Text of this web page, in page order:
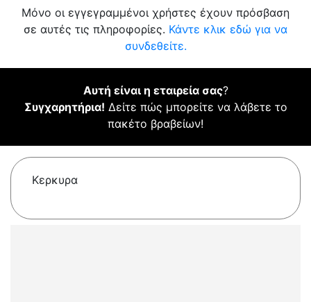
Μόνο οι εγγεγραμμένοι χρήστες έχουν πρόσβαση
σε αυτές τις πληροφορίες. Κάντε κλικ εδώ για να
συνδεθείτε.
Αυτή είναι η εταιρεία σας?
Συγχαρητήρια! Δείτε πώς μπορείτε να λάβετε το
πακέτο βραβείων!
Κερκυρα